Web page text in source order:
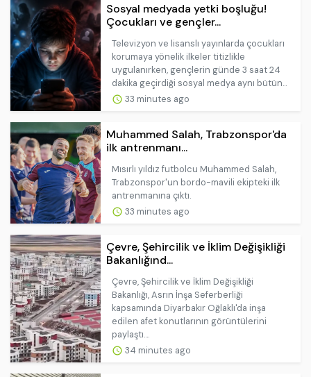
Sosyal medyada yetki boşluğu!
Çocukları ve gençler...
Televizyon ve lisanslı yayınlarda çocukları
korumaya yönelik ilkeler titizlikle
uygulanırken, gençlerin günde 3 saat 24
dakika geçirdiği sosyal medya aynı bütün...
33 minutes ago
Muhammed Salah, Trabzonspor'da
ilk antrenmanı...
Mısırlı yıldız futbolcu Muhammed Salah,
Trabzonspor'un bordo-mavili ekipteki ilk
antrenmanına çıktı.
33 minutes ago
Çevre, Şehircilik ve İklim Değişikliği
Bakanlığınd...
Çevre, Şehircilik ve İklim Değişikliği
Bakanlığı, Asrın İnşa Seferberliği
kapsamında Diyarbakır Oğlaklı'da inşa
edilen afet konutlarının görüntülerini
paylaştı....
34 minutes ago